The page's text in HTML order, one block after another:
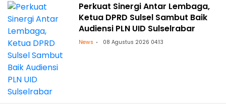
Perkuat Sinergi Antar Lembaga,
Ketua DPRD Sulsel Sambut Baik
Audiensi PLN UID Sulselrabar
News 08 Agustus 2026 04:13